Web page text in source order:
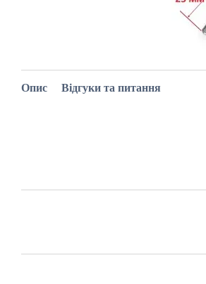
Опис Відгуки та питання